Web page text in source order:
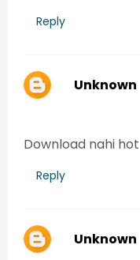
Reply
Unknown
Download nahi hot
Reply
Unknown